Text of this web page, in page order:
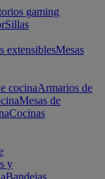
gaming
Sillas
extensiblesMesas
cocinaArmarios de
Mesas de
Cocinas
y
Bandejas